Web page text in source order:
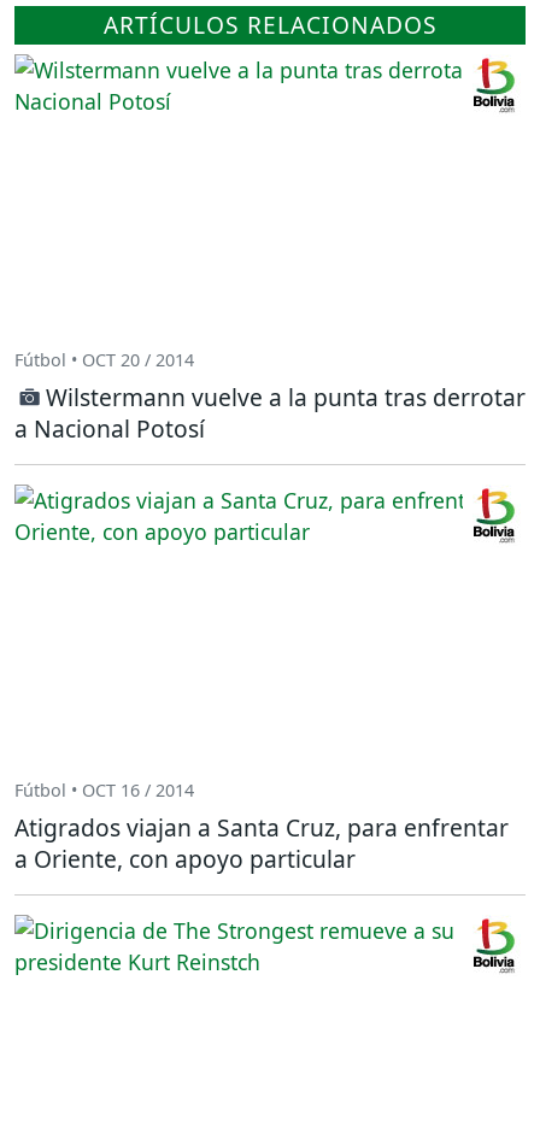
ARTÍCULOS RELACIONADOS
Fútbol • OCT 20 / 2014
Wilstermann vuelve a la punta tras derrotar
a Nacional Potosí
Fútbol • OCT 16 / 2014
Atigrados viajan a Santa Cruz, para enfrentar
a Oriente, con apoyo particular